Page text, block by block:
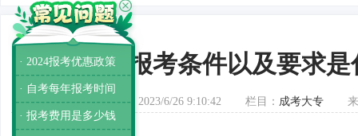
成人高考报考条件以及要求
发布时间：2023/6/26 9:10:42 栏目： 成考大专
· 2024报考优惠政策
· 自考每年报考时间
· 报考费用是多少钱